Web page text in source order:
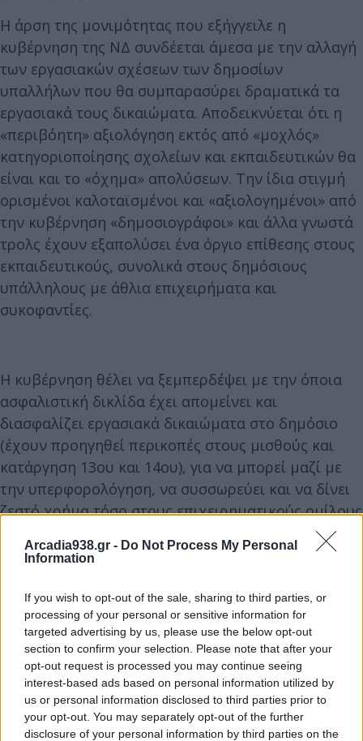
Arcadia938.gr - Do Not Process My Personal
Information
If you wish to opt-out of the sale, sharing to third parties, or
processing of your personal or sensitive information for
targeted advertising by us, please use the below opt-out
section to confirm your selection. Please note that after your
opt-out request is processed you may continue seeing
interest-based ads based on personal information utilized by
us or personal information disclosed to third parties prior to
your opt-out. You may separately opt-out of the further
disclosure of your personal information by third parties on the
Η άρση της μονιμότητας που εξήγγειλε η
κυβέρνηση της ΝΔ συνδέεται άμεσα με την αλλαγή
των εργασιακών σχέσεων των δημοσίων
υπαλλήλων που θα συμπαρασύρει δραματικά τα
εργασιακά τους δικαιώματα. Αποδεικνύεται ότι η
«περιβόητη» αξιολόγηση εκτός από «μοχλός»
κατηγοριοποίησης σχολείων και εκπαιδευτικών θα
είναι και το «όχημα» απολύσεων. Την ίδια στιγμή
ορισμένοι καλοταϊσμένοι και «αξιολογημένοι» από
την κυβέρνηση «δημοσιογράφοι» και άλλα γνωστά
τρολς έχουν εξαπολύσει ένα όργιο επίθεσης στους
εκπαιδευτικούς, συνολικά στους δημόσιους
υπάλληλους με άθλια επιχειρήματα και
συκοφαντίες.
Η κυβέρνηση θέλει να ξεμπερδέψει με την όποια
ασφαλιστική δικλίδα έχει απομείνει και
διασφαλίζει εργασιακά δικαιώματα στο δημόσιο
(έχουν προηγηθεί περικοπές στους μισθούς και
κατάργηση 13ου και 14ου), για να μπορεί μαζί με
την υπερφορολόγηση, να συσσωρεύει και να δίνει
ζεστό χρήμα τόσο στους επιχειρηματικούς ομίλους
πολεμικής οικονομίας. Θέλουν επίσης να
δουλειάς, να πάψει η οποιαδήποτε αμφισβήτηση
στην αντιδραστική πολιτική τους. Ακριβώς για να
προλάβει αντιδράσεις και να τρομοκρατήσει η
κυβέρνηση «διαρρέει» ότι θα κάνει αλλαγές στο
πειθαρχικό δίκαιο των Δ.Υ., για γενίκευση της
άρσης της μονιμότητας στο Δημόσιο. Αν τώρα
διώκουν εκπαιδευτικούς που αγωνίζονται για τα